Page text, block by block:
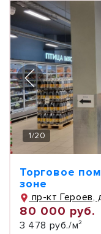
1/20
Торговое
зоне
пр-кт Героев,
80 000 руб.
3 478 руб./м²